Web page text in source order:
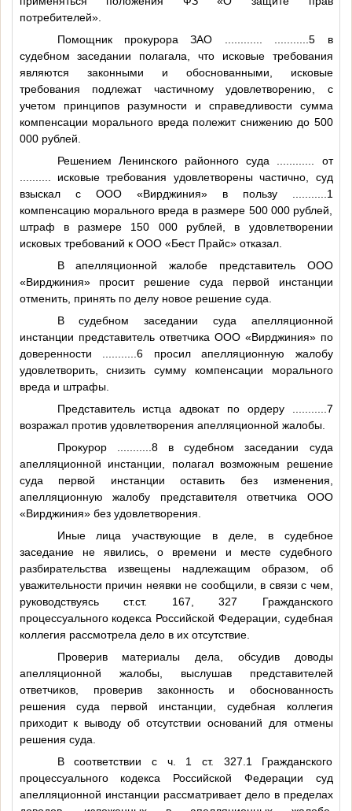
потребителей».
Помощник прокурора ЗАО
...........5 в
судебном заседании полагала, что исковые требования
являются законными и обоснованными, исковые
требования подлежат частичному удовлетворению, с
учетом принципов разумности и справедливости сумма
компенсации морального вреда полежит снижению до 500
000 рублей.
Решением Ленинского районного суда
от
исковые требования удовлетворены частично, суд
взыскал с ООО «Вирджиния» в пользу
...........1
компенсацию морального вреда в размере 500 000 рублей,
штраф в размере 150 000 рублей, в удовлетворении
исковых требований к ООО «Бест Прайс» отказал.
В апелляционной жалобе представитель ООО
«Вирджиния» просит решение суда первой инстанции
отменить, принять по делу новое решение суда.
В судебном заседании суда апелляционной
инстанции представитель ответчика ООО «Вирджиния» по
доверенности
...........6 просил апелляционную жалобу
удовлетворить, снизить сумму компенсации морального
вреда и штрафы.
Представитель истца адвокат по ордеру
...........7
возражал против удовлетворения апелляционной жалобы.
Прокурор
...........8в судебном заседании суда
апелляционной инстанции, полагал возможным решение
суда первой инстанции оставить без изменения,
апелляционную жалобу представителя ответчика ООО
«Вирджиния» без удовлетворения.
Иные лица участвующие в деле, в судебное
заседание не явились, о времени и месте судебного
разбирательства извещены надлежащим образом, об
уважительности причин неявки не сообщили, в связи с чем,
руководствуясь ст.ст. 167, 327 Гражданского
процессуального кодекса Российской Федерации, судебная
коллегия рассмотрела дело в их отсутствие.
Проверив материалы дела, обсудив доводы
апелляционной жалобы, выслушав представителей
ответчиков, проверив законность и обоснованность
решения суда первой инстанции, судебная коллегия
приходит к выводу об отсутствии оснований для отмены
решения суда.
В соответствии с ч. 1 ст. 327.1 Гражданского
процессуального кодекса Российской Федерации суд
апелляционной инстанции рассматривает дело в пределах